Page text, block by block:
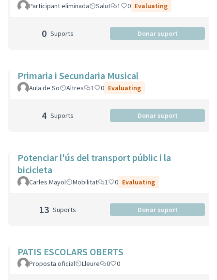
Participant eliminada Salut 1 0 Evaluating
0 Suports Donar suport
Primaria i Secundaria Musical
Aula de So Altres 1 0 Evaluating
4 Suports Donar suport
Potenciar l'ús del transport públic i la
bicicleta
Carles Mayol Mobilitat 1 0 Evaluating
13 Suports Donar suport
PATIS ESCOLARS OBERTS
Proposta oficial Lleure 0 0